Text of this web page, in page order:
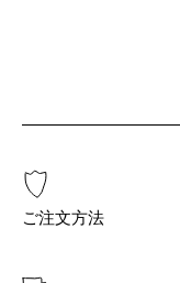
ご注文方法